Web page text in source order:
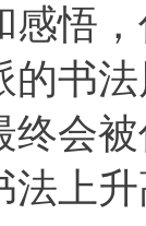
感悟
的书
终会
法上